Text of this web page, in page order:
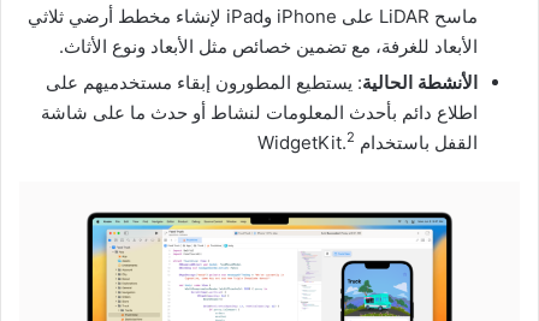
ماسح LiDAR على iPhone وiPad لإنشاء مخطط أرضي ثلاثي
الأبعاد للغرفة، مع تضمين خصائص مثل الأبعاد ونوع الأثاث.
الأنشطة الحالية: يستطيع المطورون إبقاء مستخدميهم على
اطلاع دائم بأحدث المعلومات لنشاط أو حدث ما على شاشة
القفل باستخدام WidgetKit. 2‏